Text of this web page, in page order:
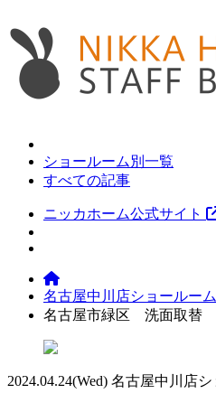
ショールーム別一覧
すべての記事
ニッカホーム公式サイト
名古屋中川店ショールーム
名古屋市緑区 洗面取替
2024.04.24(Wed) 名古屋中川店シ